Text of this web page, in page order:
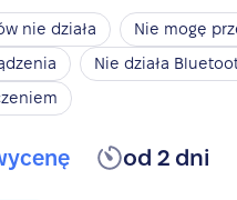
nie działa
Nie mogę
Nie działa
od 2 dni